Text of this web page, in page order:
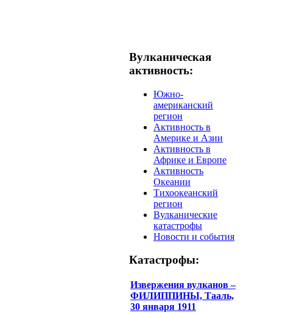
Вулканическая
активность:
Южно-
американский
регион
Активность в
Америке и Азии
Активность в
Африке и Европе
Активность
Океании
Тихоокеанский
регион
Вулканические
катастрофы
Новости и события
Катастрофы:
Извержения вулканов –
ФИЛИППИНЫ, Тааль,
30 января 1911